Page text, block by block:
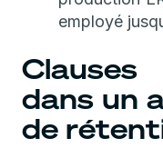
employé
dans un
de